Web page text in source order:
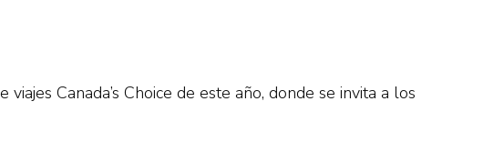
Canada’s Choice de este año, donde se invita a los